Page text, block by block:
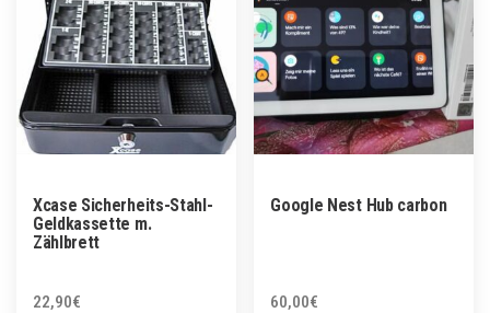
Xcase Sicherheits-Stahl-
Geldkassette m.
Zählbrett
22,90€
Google Nest Hub carbon
60,00€